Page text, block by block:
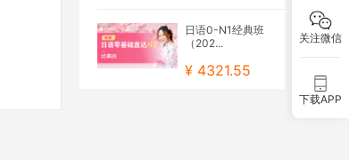
日语0-N1经典班
（202...
¥ 4321.55
关注微信
下载APP